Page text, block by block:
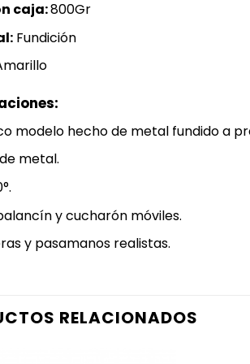
caja:800Gr
Fundición
modelo hecho de metal fundido a
metal.
y cucharón móviles.
y pasamanos realistas.
RELACIONADOS